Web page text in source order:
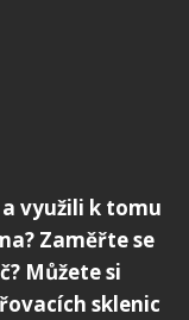
využili k tomu
Zaměřte se
Můžete si
sklenic